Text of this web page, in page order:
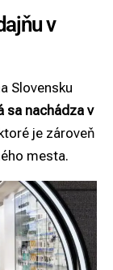
v
Slovensku
sa nachádza v
je zároveň
mesta.